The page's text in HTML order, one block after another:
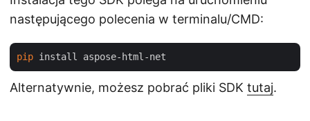
następującego polecenia w terminalu/CMD:
pip
Alternatywnie, możesz pobrać pliki SDK tutaj.